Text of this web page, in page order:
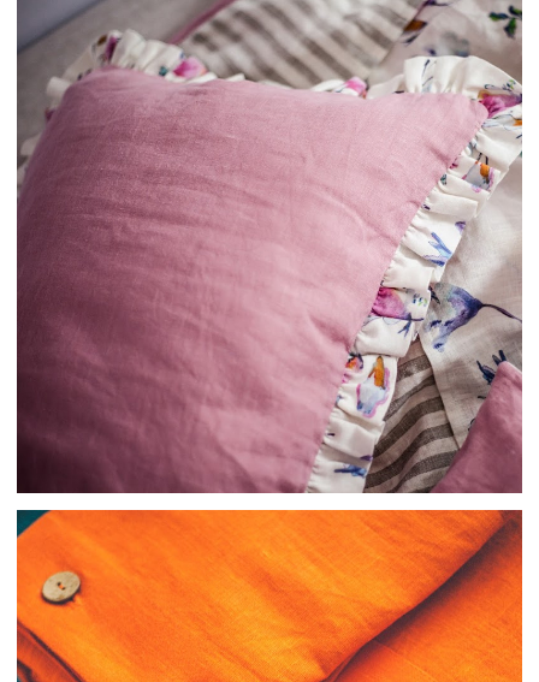
ГОТОВЫ ОБСУДИТЬ ЗАКАЗ?
Свяжитесь с нами любым удобным вам
способом, или заполните форму и мы
перезвоним вам для обсуждения деталей
Я даю согласие на обработку персональных
данных и соглашаюсь с политикой
конфиденциальности
{ КОНТАКТЫ }
КОНТАКТЫ
VKONTAKTE
PINTEREST
СОЦ. СЕТИ
INFO@FLAXECO.COM
+375 (29) 623 41 51
ОСТАВИТЬ ЗАЯВКУ +